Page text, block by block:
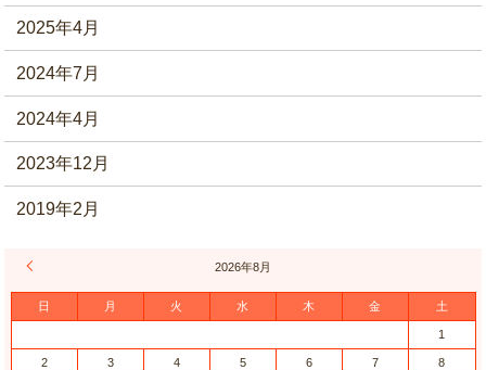
2025年4月
2024年7月
2024年4月
2023年12月
2019年2月
2026年8月
日 月 火 水 木 金 土
1
2 3 4 5 6 7 8